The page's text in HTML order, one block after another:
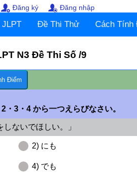
Đăng ký Đăng nhập
Đề Thi Thử Cách Tính
N3 Đề Thi Số /9
3・4 から一つえらびなさい。
ないでほしい。」
2) にも
4) でも